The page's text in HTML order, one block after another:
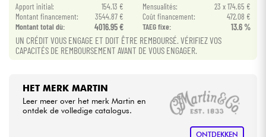
HiFi
Sets
Apport initial: 154.13 € Mensualités:
23 x 174.65 €
Montant financement:
3544.87 € Coût financement:
472.08 €
Montant total dù:
4016.95 € TAEG fixe: 13.6 %
UN CRÉDIT VOUS ENGAGE ET DOIT ÊTRE REMBOURSÉ. VÉRIFIEZ VOS
CAPACITÉS DE REMBOURSEMENT AVANT DE VOUS ENGAGER.
HET MERK MARTIN
Leer meer over het merk Martin en
ontdek de volledige catalogus.
ONTDEKKEN